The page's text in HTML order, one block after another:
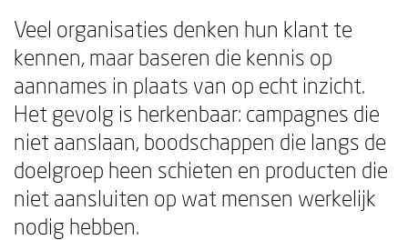
Veel organisaties denken hun klant te
kennen, maar baseren die kennis op
aannames in plaats van op echt inzicht.
Het gevolg is herkenbaar: campagnes die
niet aanslaan, boodschappen die langs de
doelgroep heen schieten en producten die
niet aansluiten op wat mensen werkelijk
nodig hebben.